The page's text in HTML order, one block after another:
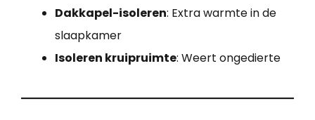
Dakkapel-isoleren: Extra warmte in de
slaapkamer
Isoleren kruipruimte: Weert ongedierte